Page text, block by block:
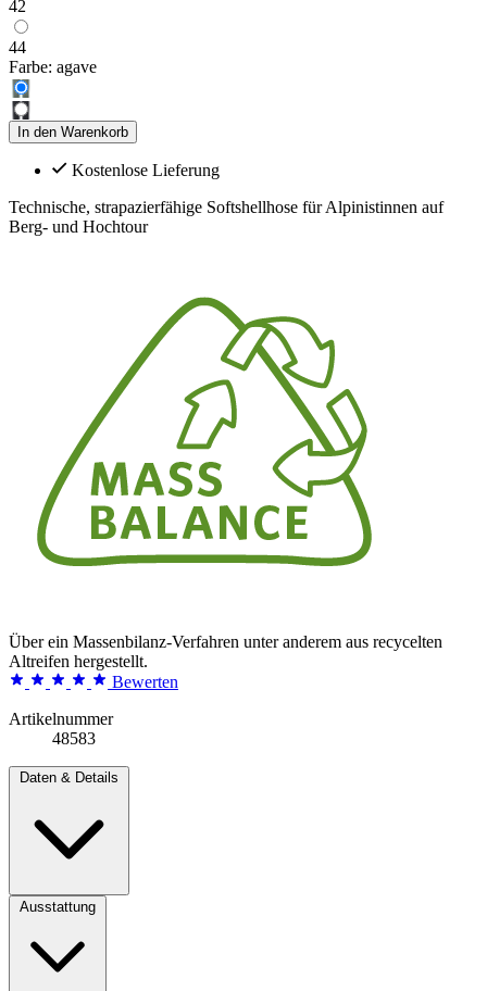
42
44
Farbe: agave
In den Warenkorb
Kostenlose Lieferung
Technische, strapazierfähige Softshellhose für Alpinistinnen auf
Berg- und Hochtour
Über ein Massenbilanz-Verfahren unter anderem aus recycelten
Altreifen hergestellt.
Bewerten
Artikelnummer
48583
Daten & Details
Ausstattung